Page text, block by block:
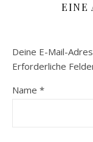
EINE
Deine E-Mail-
Erforderliche
Name *